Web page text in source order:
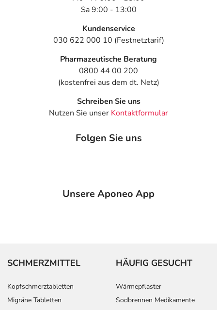
Sa 9:00 - 13:00
Kundenservice
030 622 000 10 (Festnetztarif)
Pharmazeutische Beratung
0800 44 00 200
(kostenfrei aus dem dt. Netz)
Schreiben Sie uns
Nutzen Sie unser Kontaktformular
Folgen Sie uns
Unsere Aponeo App
SCHMERZMITTEL
Kopfschmerztabletten
Migräne Tabletten
HÄUFIG GESUCHT
Wärmepflaster
Sodbrennen Medikamente